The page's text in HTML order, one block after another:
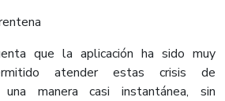
que la aplicación ha sido muy
atender estas crisis de
una manera casi instantánea, sin